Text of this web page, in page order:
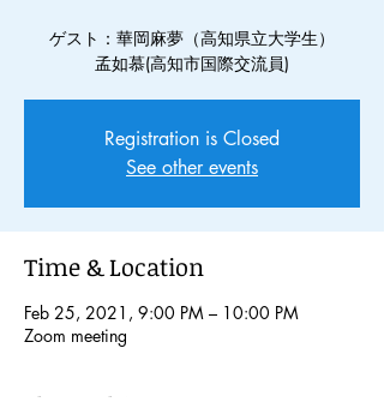
ゲスト：華岡麻夢（高知県立大学生）
孟如慕(高知市国際交流員)
Registration is Closed
See other events
Time & Location
Feb 25, 2021, 9:00 PM – 10:00 PM
Zoom meeting